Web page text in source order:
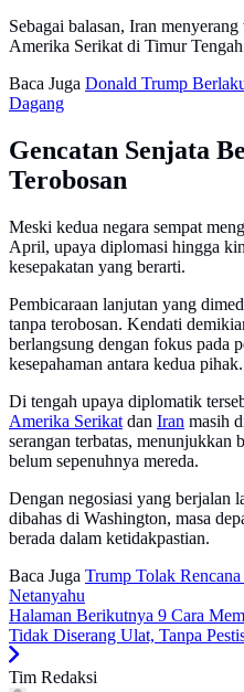
Sebagai balasan, Iran
Amerika Serikat di Timur
Baca Juga Donald Trump
Dagang
Gencatan Senjata
Terobosan
Meski kedua negara sempat
April, upaya diplomasi hingga
kesepakatan yang berarti.
Pembicaraan lanjutan yang
tanpa terobosan. Kendati
berlangsung dengan fokus pada
kesepahaman antara kedua pihak.
Di tengah upaya diplomatik
Amerika Serikat dan Iran masih
serangan terbatas, menunjukkan
belum sepenuhnya mereda.
Dengan negosiasi yang berjalan
dibahas di Washington, masa
berada dalam ketidakpastian.
Baca Juga Trump Tolak
Netanyahu
Halaman Berikutnya 9 Cara
Tidak Diserang Ulat, Tanpa
Tim Redaksi